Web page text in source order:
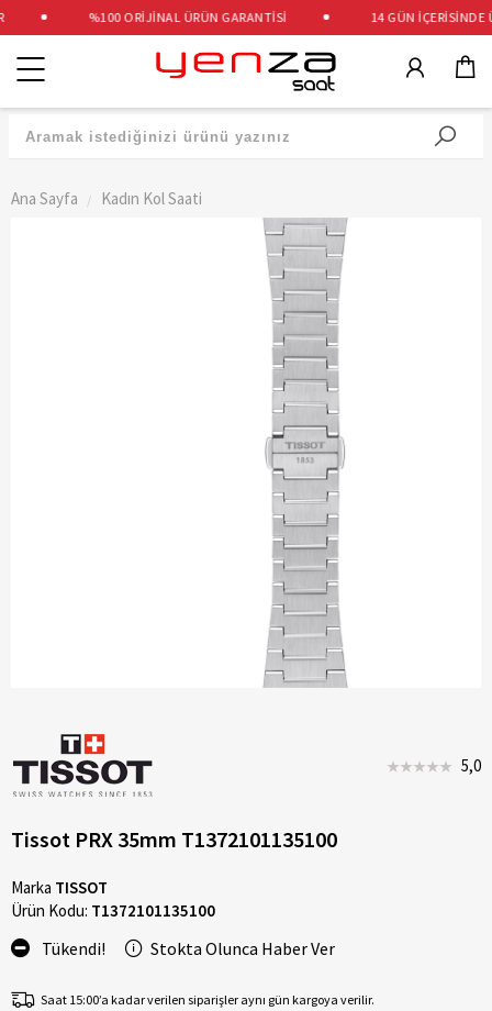
%100 ORİJİNAL ÜRÜN GARANTİSİ 14 GÜN İÇERİSİNDE
Kategoriler
Ana Sayfa Kadın Kol Saati
5,0
Tissot PRX 35mm T1372101135100
Marka TISSOT
Ürün Kodu: T1372101135100
Tükendi! Stokta Olunca Haber Ver
Saat 15:00’a kadar verilen siparişler aynı gün kargoya verilir.